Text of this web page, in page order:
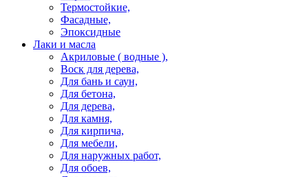
Термостойкие,
Фасадные,
Эпоксидные
Лаки и масла
Акриловые ( водные ),
Воск для дерева,
Для бань и саун,
Для бетона,
Для дерева,
Для камня,
Для кирпича,
Для мебели,
Для наружных работ,
Для обоев,